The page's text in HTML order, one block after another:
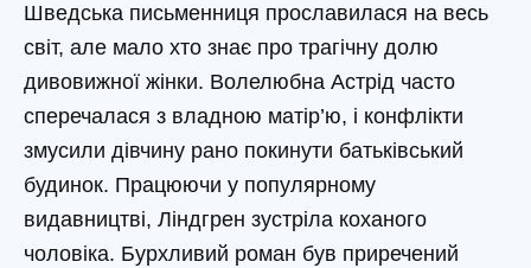
Шведська письменниця прославилася на весь
світ, але мало хто знає про трагічну долю
дивовижної жінки. Волелюбна Астрід часто
сперечалася з владною матір’ю, і конфлікти
змусили дівчину рано покинути батьківський
будинок. Працюючи у популярному
видавництві, Ліндгрен зустріла коханого
чоловіка. Бурхливий роман був приречений